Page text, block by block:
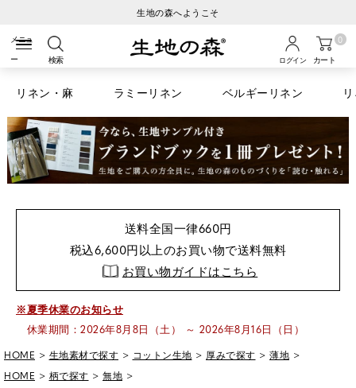
ご注文から3営業日以内の発送
検索 ログイン カート
0
リネン・麻 ラミーリネン ベルギーリネン
送料全国一律660円
税込6,600円以上のお買い物で送料無料
お買い物ガイドはこちら
※夏季休業のお知らせ
休業期間：2026年8月8日（土） ～ 2026年8月16日（日）
HOME 生地素材で探す コットン生地 厚みで探す
薄地
HOME
柄で探す
無地